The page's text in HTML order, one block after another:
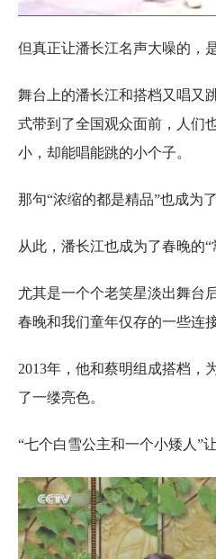
但真正让潘长江名声大噪的，
舞台上的潘长江和搭档又唱又
式带到了全国观众面前，人们
小，却能唱能跳的小个子。
那句“浓缩的都是精品”也成为
从此，潘长江也成为了春晚的“
尤其是一个个老笑星淡出舞台
春晚和我们童年仅存的一些连接
2013年，他和蔡明组成搭档，
了一缕亮色。
“七个白雪公主和一个小矮人”